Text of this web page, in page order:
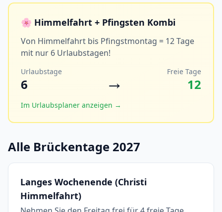
🌸 Himmelfahrt + Pfingsten Kombi
Von Himmelfahrt bis Pfingstmontag = 12 Tage
mit nur 6 Urlaubstagen!
Urlaubstage
6 → Freie Tage
12
Im Urlaubsplaner anzeigen →
Alle Brückentage 2027
Langes Wochenende (Christi
Himmelfahrt)